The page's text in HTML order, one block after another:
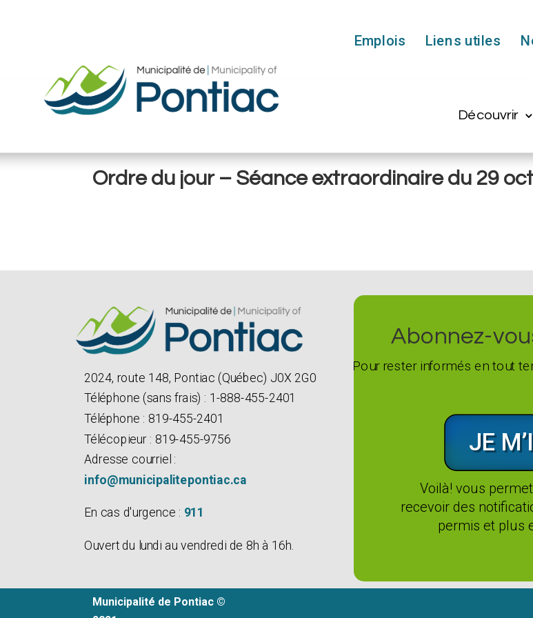
Emplois Liens utiles
Découvrir
Ordre du jour – Séance extraordinaire du 29
2024, route 148, Pontiac (Québec) J0X 2G0
Téléphone (sans frais) : 1-888-455-2401
Téléphone : 819-455-2401
Télécopieur : 819-455-9756
Adresse courriel :
info@municipalitepontiac.ca
En cas d'urgence : 911
Ouvert du lundi au vendredi de 8h à 16h.
Abonnez-
Pour rester informés en tout
JE
Voilà! vous
recevoir des
permis et plus
Municipalité de Pontiac ©